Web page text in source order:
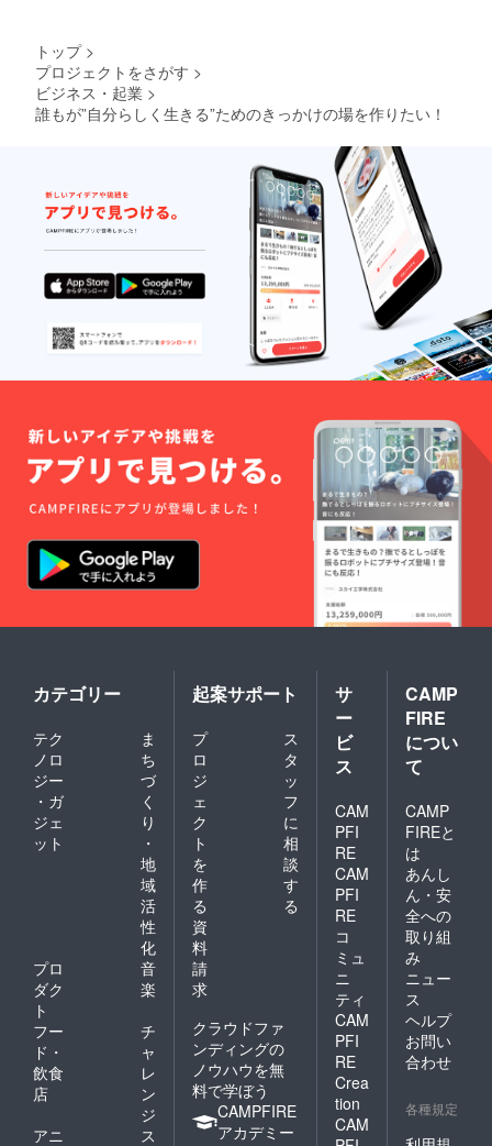
トップ >
プロジェクトをさがす >
ビジネス・起業 >
誰もが”自分らしく生きる”ためのきっかけの場を作りたい！
カテゴリー
テク
ノロ
ジー
・ガ
ジェ
ット
ま
ち
づ
く
り
・
地
域
活
性
化
プロ
ダク
ト
音
楽
フー
ド・
飲食
店
チ
ャ
レ
ン
ジ
アニ
ス
起案サポート
プ
ロ
ジ
ェ
ク
ト
を
作
る
ス
タ
ッ
フ
に
相
談
す
る
資
料
請
求
クラウドファ
ンディングの
ノウハウを無
料で学ぼう
CAMPFIRE
アカデミー
サ
ー
ビ
ス
CAM
PFI
RE
CAM
PFI
RE
コ
ミュ
ニ
ティ
CAM
PFI
RE
Crea
tion
CAM
CAMP
FIRE
につい
て
CAMP
FIREと
は
あんし
ん・安
全への
取り組
み
ニュー
ス
ヘルプ
お問い
合わせ
各種規定